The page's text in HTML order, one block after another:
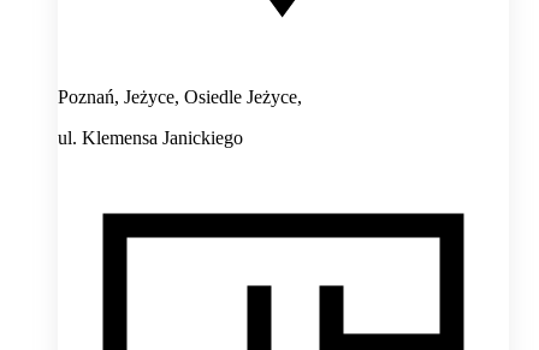
Poznań, Jeżyce, Osiedle Jeżyce,
ul. Klemensa Janickiego